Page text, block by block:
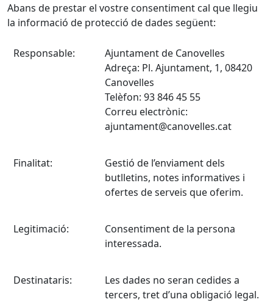
Abans de prestar el vostre consentiment cal que llegiu
la informació de protecció de dades següent:
Responsable:
Ajuntament de Canovelles
Adreça: Pl. Ajuntament, 1, 08420
Canovelles
Telèfon: 93 846 45 55
Correu electrònic:
ajuntament@canovelles.cat
Finalitat:
Gestió de l’enviament dels
butlletins, notes informatives i
ofertes de serveis que oferim.
Legitimació:
Consentiment de la persona
interessada.
Destinataris:
Les dades no seran cedides a
tercers, tret d’una obligació legal.